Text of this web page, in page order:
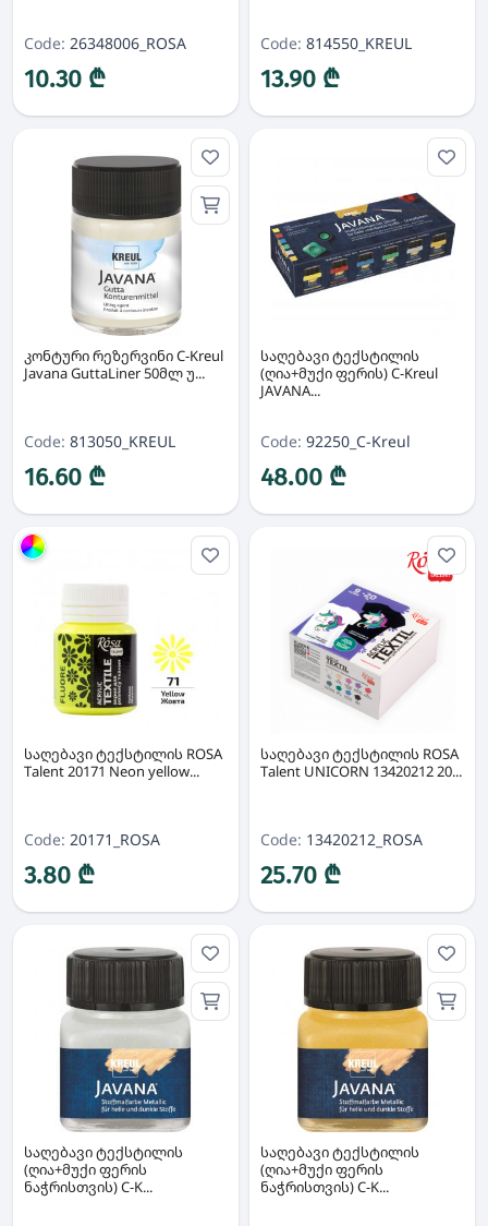
Code: 26348006_ROSA
10.30 ₾
Code: 814550_KREUL
13.90 ₾
კონტური რეზერვინი C-Kreul
Javana GuttaLiner 50მლ უ...
Code: 813050_KREUL
16.60 ₾
საღებავი ტექსტილის
(ღია+მუქი ფერის) C-Kreul
JAVANA...
Code: 92250_C-Kreul
48.00 ₾
საღებავი ტექსტილის ROSA
Talent 20171 Neon yellow...
Code: 20171_ROSA
3.80 ₾
საღებავი ტექსტილის ROSA
Talent UNICORN 13420212 20...
Code: 13420212_ROSA
25.70 ₾
საღებავი ტექსტილის
(ღია+მუქი ფერის
ნაჭრისთვის) C-K...
საღებავი ტექსტილის
(ღია+მუქი ფერის
ნაჭრისთვის) C-K...